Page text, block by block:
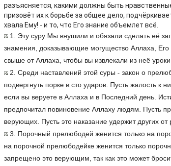
разъясняется, какими должны быть
призовёт их к борьбе за общее дело,
хвала Ему! - и то, что Его знание объемлет всё.
1. Эту суру Мы внушили и обязали сделать её
знамения, доказывающие могущество Аллаха, Его
свыше от Аллаха, чтобы вы извлекали из неё уроки.
2. Среди наставлений этой суры - закон о
подвергнуть порке в сто ударов. Пусть жалость к
если вы веруете в Аллаха и в Последний день.
предпочитал повиновение Аллаху людям. Пусть
верующих. Пусть это наказание удержит других от
3. Порочный прелюбодей женится только на
на порочной прелюбодейке женится только
запрещено это верующим, так как это может